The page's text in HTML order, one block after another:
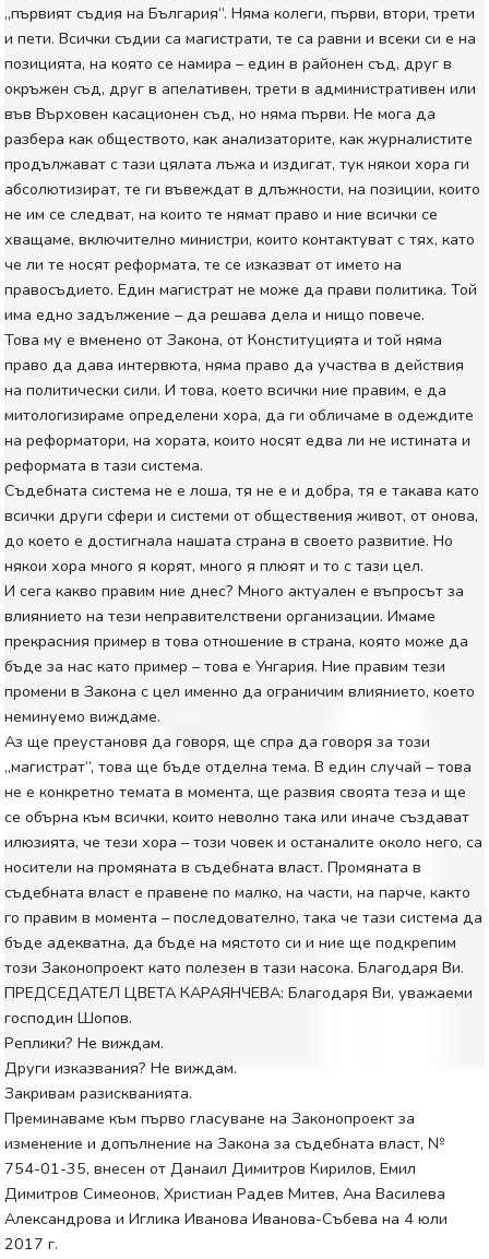
„първият съдия на България“. Няма колеги, първи, втори, трети
и пети. Всички съдии са магистрати, те са равни и всеки си е на
позицията, на която се намира – един в районен съд, друг в
окръжен съд, друг в апелативен, трети в административен или
във Върховен касационен съд, но няма първи. Не мога да
разбера как обществото, как анализаторите, как журналистите
продължават с тази цялата лъжа и издигат, тук някои хора ги
абсолютизират, те ги въвеждат в длъжности, на позиции, които
не им се следват, на които те нямат право и ние всички се
хващаме, включително министри, които контактуват с тях, като
че ли те носят реформата, те се изказват от името на
правосъдието. Един магистрат не може да прави политика. Той
има едно задължение – да решава дела и нищо повече.
Това му е вменено от Закона, от Конституцията и той няма
право да дава интервюта, няма право да участва в действия
на политически сили. И това, което всички ние правим, е да
митологизираме определени хора, да ги обличаме в одеждите
на реформатори, на хората, които носят едва ли не истината и
реформата в тази система.
Съдебната система не е лоша, тя не е и добра, тя е такава като
всички други сфери и системи от обществения живот, от онова,
до което е достигнала нашата страна в своето развитие. Но
някои хора много я корят, много я плюят и то с тази цел.
И сега какво правим ние днес? Много актуален е въпросът за
влиянието на тези неправителствени организации. Имаме
прекрасния пример в това отношение в страна, която може да
бъде за нас като пример – това е Унгария. Ние правим тези
промени в Закона с цел именно да ограничим влиянието, което
неминуемо виждаме.
Аз ще преустановя да говоря, ще спра да говоря за този
„магистрат“, това ще бъде отделна тема. В един случай – това
не е конкретно темата в момента, ще развия своята теза и ще
се обърна към всички, които неволно така или иначе създават
илюзията, че тези хора – този човек и останалите около него, са
носители на промяната в съдебната власт. Промяната в
съдебната власт е правене по малко, на части, на парче, както
го правим в момента – последователно, така че тази система да
бъде адекватна, да бъде на мястото си и ние ще подкрепим
този Законопроект като полезен в тази насока. Благодаря Ви.
ПРЕДСЕДАТЕЛ ЦВЕТА КАРАЯНЧЕВА: Благодаря Ви, уважаеми
господин Шопов.
Реплики? Не виждам.
Други изказвания? Не виждам.
Закривам разискванията.
Преминаваме към първо гласуване на Законопроект за
изменение и допълнение на Закона за съдебната власт, №
754-01-35, внесен от Данаил Димитров Кирилов, Емил
Димитров Симеонов, Христиан Радев Митев, Ана Василева
Александрова и Иглика Иванова Иванова-Събева на 4 юли
2017 г.